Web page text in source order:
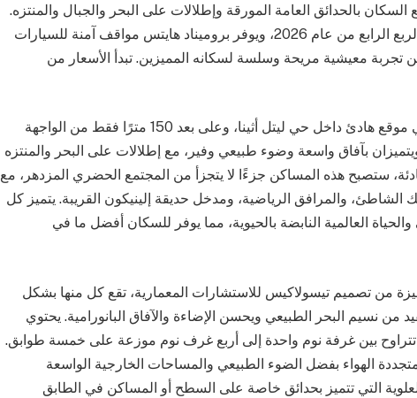
بالحدائق العامة المورقة وإطلالات على البحر والجبال والمنتزه.
من المقرر الانتهاء من المشروع في الربع الرابع من عام 2026، ويوفر بروميناد هايتس مواقف آمنة للسيارات
معيشية مريحة وسلسة لسكانه المميزين. تبدأ الأسعار من
تقع حدائق ترينيتي وحدائق الأتريوم في موقع هادئ داخل حي ليتل أثينا، وعلى بعد 150 مترًا فقط من الواجهة
بآفاق واسعة وضوء طبيعي وفير، مع إطلالات على البحر والمنتزه
ستصبح هذه المساكن جزءًا لا يتجزأ من المجتمع الحضري المزدهر، مع
والمرافق الرياضية، ومدخل حديقة إلينيكون القريبة. يتميز كل
العالمية النابضة بالحيوية، مما يوفر للسكان أفضل ما في
من تصميم تيسولاكيس للاستشارات المعمارية، تقع كل منها بشكل
من نسيم البحر الطبيعي ويحسن الإضاءة والآفاق البانورامية. يحتوي
ترينيتي على 80 شقة تتراوح بين غرفة نوم واحدة إلى أربع غرف نوم موزعة على خمسة طوابق.
الهواء بفضل الضوء الطبيعي والمساحات الخارجية الواسعة
التي تتميز بحدائق خاصة على السطح أو المساكن في الطابق